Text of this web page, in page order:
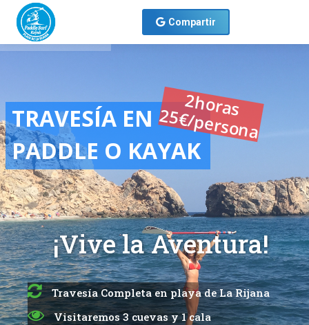
Compartir
TRAVESÍA EN
PADDLE O KAYAK
2horas
25€/persona
¡Vive la Aventura!
Travesía Completa en playa de La Rijana
Visitaremos 3 cuevas y 1 cala